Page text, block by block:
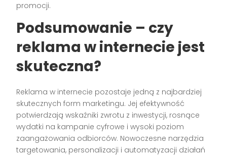
promocji.
Podsumowanie – czy
reklama w internecie jest
skuteczna?
Reklama w internecie pozostaje jedną z najbardziej
skutecznych form marketingu. Jej efektywność
potwierdzają wskaźniki zwrotu z inwestycji, rosnące
wydatki na kampanie cyfrowe i wysoki poziom
zaangażowania odbiorców. Nowoczesne narzędzia
targetowania, personalizacji i automatyzacji działań